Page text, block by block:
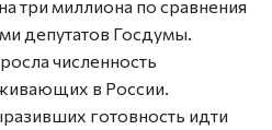
три миллиона по сравнения
депутатов Госдумы.
численность
в России.
готовность идти